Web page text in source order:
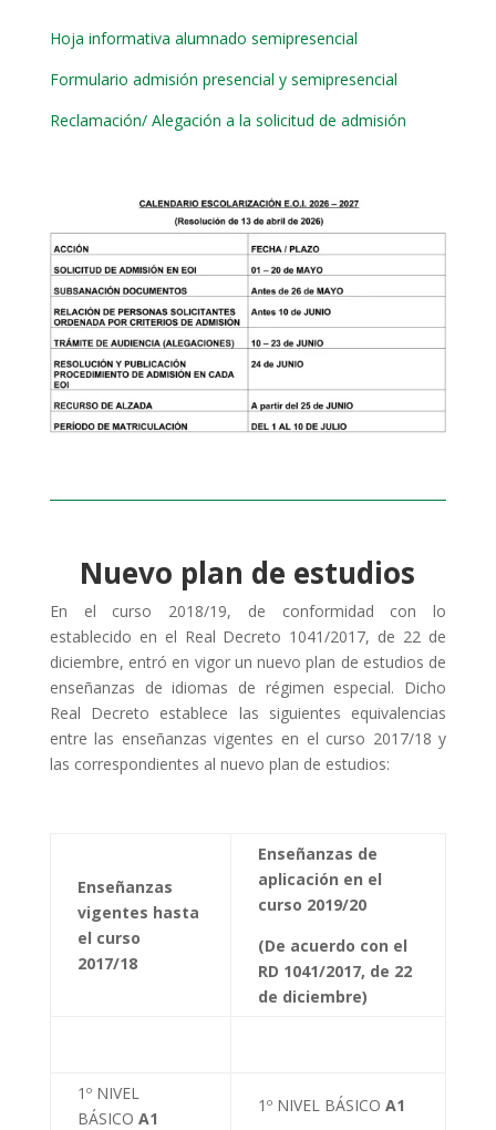
Hoja informativa alumnado semipresencial
Formulario admisión presencial y semipresencial
Reclamación/ Alegación a la solicitud de admisión
Nuevo plan de estudios
En el curso 2018/19, de conformidad con lo
establecido en el Real Decreto 1041/2017, de 22 de
diciembre, entró en vigor un nuevo plan de estudios de
enseñanzas de idiomas de régimen especial. Dicho
Real Decreto establece las siguientes equivalencias
entre las enseñanzas vigentes en el curso 2017/18 y
las correspondientes al nuevo plan de estudios:
Enseñanzas
vigentes hasta
el curso
2017/18
Enseñanzas de
aplicación en el
curso 2019/20
(De acuerdo con el
RD 1041/2017, de 22
de diciembre)
1º NIVEL
BÁSICO A1
1º NIVEL BÁSICO A1